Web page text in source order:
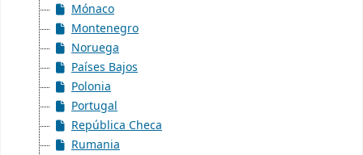
Mónaco
Montenegro
Noruega
Países Bajos
Polonia
Portugal
República Checa
Rumania